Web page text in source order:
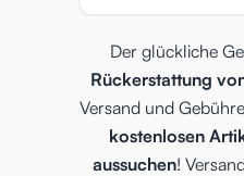
Der glückliche
Rückerstattung
Versand und
kostenlosen
aussuchen!